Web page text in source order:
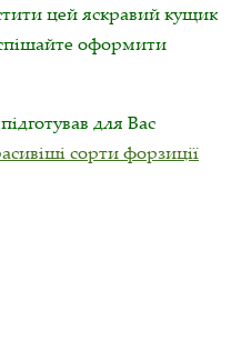
цей яскравий кущик
оформити
для Вас
сорти форзиції